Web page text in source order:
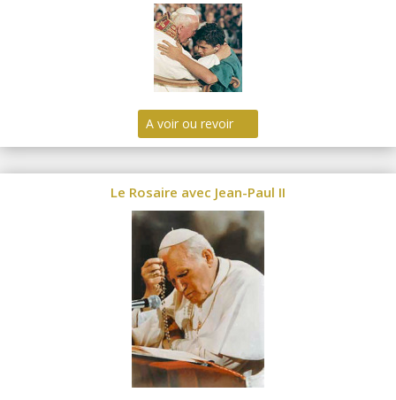
A voir ou revoir
Le Rosaire avec Jean-Paul II